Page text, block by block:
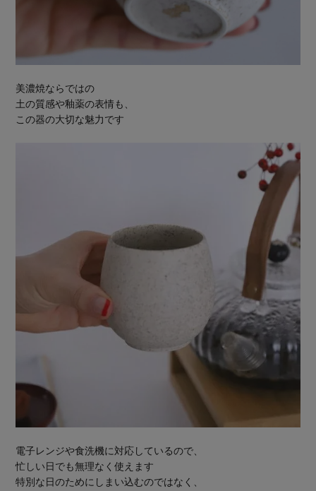
美濃焼ならではの
土の質感や釉薬の表情も、
この器の大切な魅力です
電子レンジや食洗機に対応しているので、
忙しい日でも無理なく使えます
特別な日のためにしまい込むのではなく、